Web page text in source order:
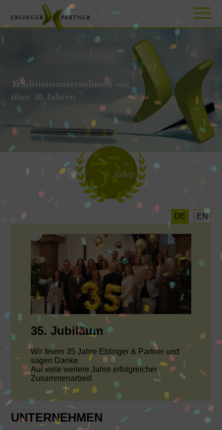
Traditionsunternehmen seit
über 30 Jahren
EN
DE
35. Jubiläum
Wir feiern 35 Jahre Eblinger & Partner und
sagen Danke.
Auf viele weitere Jahre erfolgreicher
Zusammenarbeit!
UNTERNEHMEN